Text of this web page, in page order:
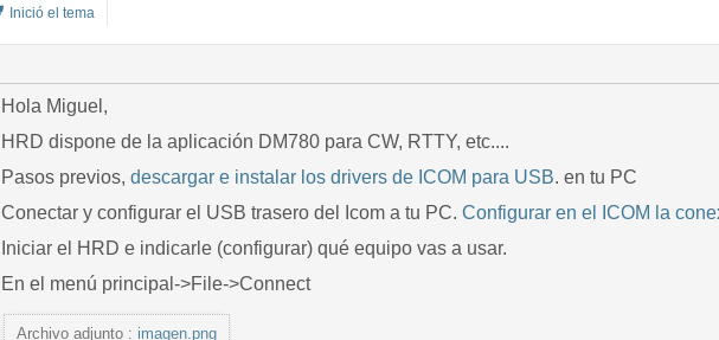
Inició el tema
Hola Miguel,
HRD dispone de la aplicación DM780 para CW, RTTY, etc....
Pasos previos, descargar e instalar los drivers de ICOM para USB. en tu PC
Conectar y configurar el USB trasero del Icom a tu PC. Configurar en el ICOM la
Iniciar el HRD e indicarle (configurar) qué equipo vas a usar.
En el menú principal->File->Connect
Archivo adjunto : imagen.png